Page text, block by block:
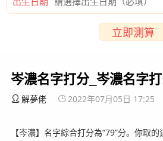
立即測算
岑濃名字打分_岑濃名字
解夢佬 2022年07月05日 17:25
【岑濃】名字綜合打分為“79”分。你取